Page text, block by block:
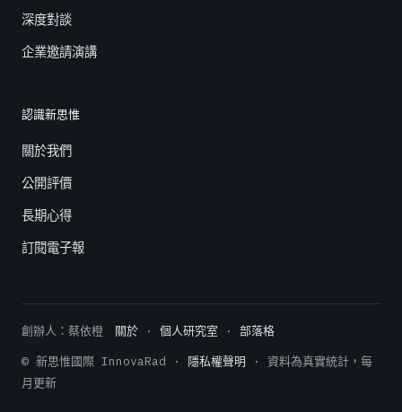
深度對談
企業邀請演講
認識新思惟
關於我們
公開評價
長期心得
訂閱電子報
創辦人：蔡依橙 關於 · 個人研究室 · 部落格
© 新思惟國際 InnovaRad · 隱私權聲明 · 資料為真實統計，每
月更新